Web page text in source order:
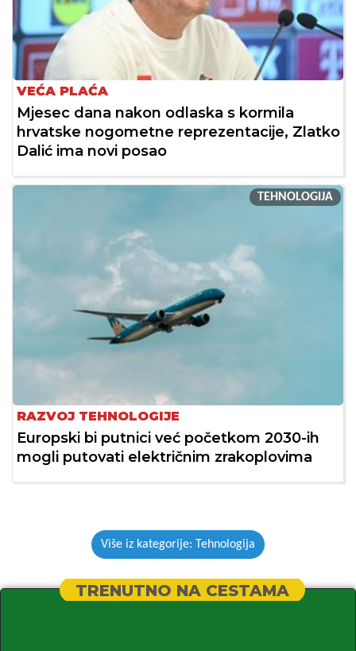
VEĆA PLAĆA
Mjesec dana nakon odlaska s kormila
hrvatske nogometne reprezentacije, Zlatko
Dalić ima novi posao
TEHNOLOGIJA
RAZVOJ TEHNOLOGIJE
Europski bi putnici već početkom 2030-ih
mogli putovati električnim zrakoplovima
Više iz kategorije: Tehnologija
TRENUTNO NA CESTAMA